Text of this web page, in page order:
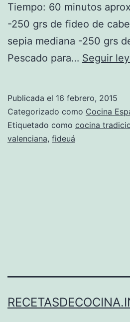
Tiempo: 60 minutos
-250 grs de fideo de
sepia mediana -250 grs
Pescado para… Seguir
Publicada el 16 febrero, 2015
Categorizado como Cocina
Etiquetado como cocina
valenciana, fideuá